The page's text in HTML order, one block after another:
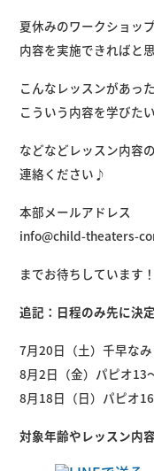
夏休みのワークショッ
内容を実施できればと
こんなレッスンがあっ
こういう内容を学びた
などなどレッスン内容
連絡ください♪
本部メールアドレス
info@child-theaters-
までお待ちしています！
追記：日程のみ先に決
7月20日（土）千早な
8月2日（金）パピオ13
8月18日（日）パピオ
対象年齢やレッスン内